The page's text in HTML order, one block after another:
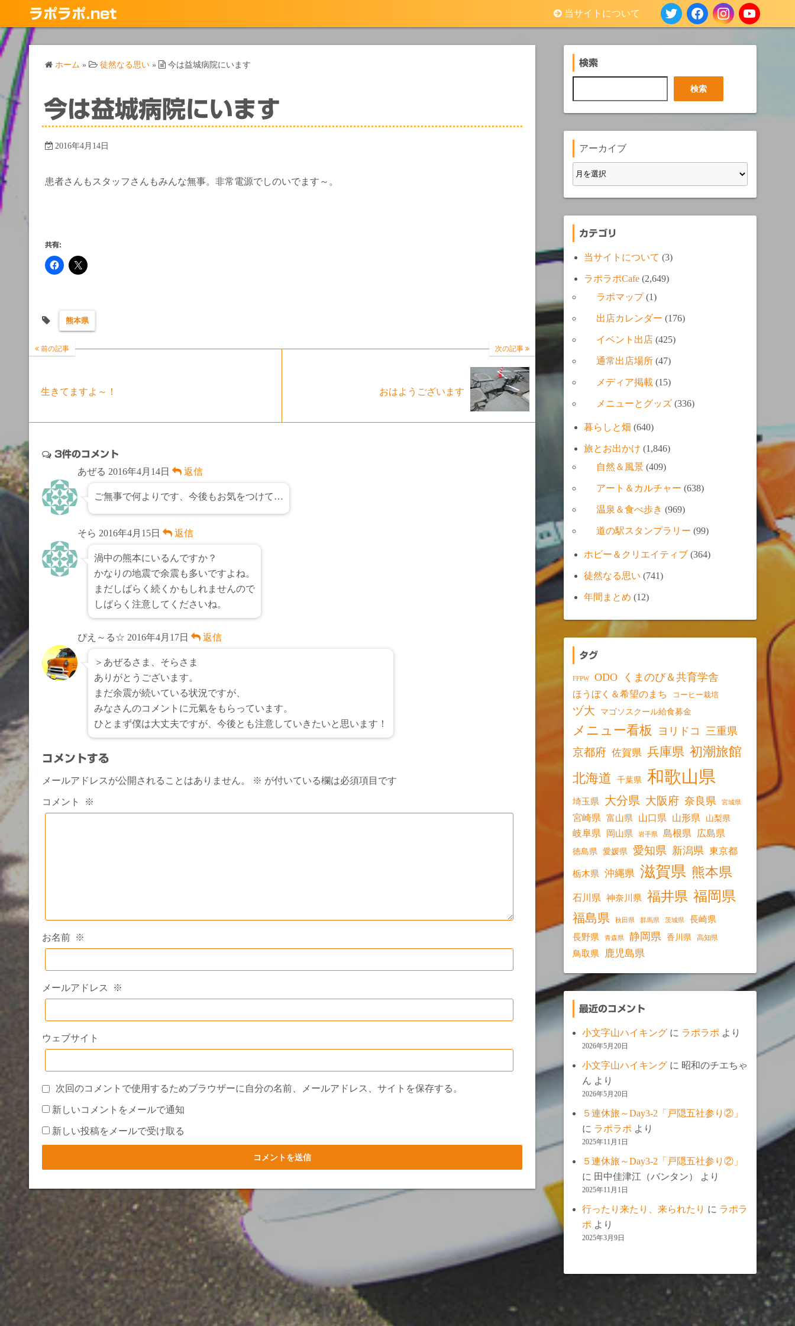
テ
ン
ス
キ
ッ
プ
ラポラポ.net 当サイトについて
ホーム » 徒然なる思い » 今は益城病院にいます
今は益城病院にいます
2016年4月14日
患者さんもスタッフさんもみんな無事。非常電源でしのいでます～。
共有:
熊本県
前の記事
生きてますよ～！
次の記事
おはようございます
3件のコメント
あぜる 2016年4月14日 返信
ご無事で何よりです、今後もお気をつけて…
そら 2016年4月15日 返信
渦中の熊本にいるんですか？
かなりの地震で余震も多いですよね。
まだしばらく続くかもしれませんので
しばらく注意してくださいね。
ぴえ～る☆ 2016年4月17日 返信
＞あぜるさま、そらさま
ありがとうございます。
まだ余震が続いている状況ですが、
みなさんのコメントに元氣をもらっています。
ひとまず僕は大丈夫ですが、今後とも注意していきたいと思います！
コメントする
メールアドレスが公開されることはありません。 ※ が付いている欄は必須項目です
コメント ※
お名前 ※
メールアドレス ※
ウェブサイト
次回のコメントで使用するためブラウザーに自分の名前、メールアドレス、サイトを保存する。
新しいコメントをメールで通知
新しい投稿をメールで受け取る
検索
索
検索
アーカイブ
カテゴリ
当サイトについて (3)
ラポラポCafe (2,649)
ラポマップ(1)
出店カレンダー (176)
イベント出店 (425)
通常出店場所 (47)
メディア掲載 (15)
メニューとグッズ (336)
暮らしと畑 (640)
旅とお出かけ (1,846)
自然＆風景 (409)
アート＆カルチャー (638)
温泉＆食べ歩き (969)
道の駅スタンプラリー (99)
ホビー＆クリエイティブ (364)
徒然なる思い (741)
年間まとめ (12)
タグ
FFPW ODO くまのび＆共育学舎
ほうぼく＆希望のまち コーヒー栽培
ヅ大 マゴソスクール給食募金
メニュー看板 ヨリドコ 三重県
京都府 佐賀県 兵庫県 初潮旅館
北海道
千葉県 和歌山県
埼玉県 大分県 大阪府 奈良県 宮城県
宮崎県 富山県 山口県 山形県 山梨県
岐阜県 岡山県 岩手県 島根県 広島県
徳島県 愛媛県 愛知県 新潟県 東京都
栃木県 沖縄県 滋賀県 熊本県
石川県 神奈川県 福井県 福岡県
福島県 秋田県 群馬県 茨城県 長崎県
長野県 青森県 静岡県 香川県 高知県
鳥取県 鹿児島県
最近のコメント
小文字山ハイキング に ラポラポ より
2026年5月20日
小文字山ハイキング に 昭和のチエちゃ
ん より
2026年5月20日
５連休旅～Day3-2「戸隠五社参り②」
に ラポラポ より
2025年11月1日
５連休旅～Day3-2「戸隠五社参り②」
に 田中佳津江（バンタン） より
2025年11月1日
行ったり来たり、来られたり に ラポラ
ポ より
2025年3月9日